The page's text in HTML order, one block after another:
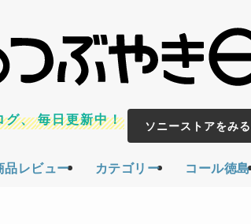
品レビュー カテゴリー コール徳島
グ、毎日更新中！ ソニーストアをみる